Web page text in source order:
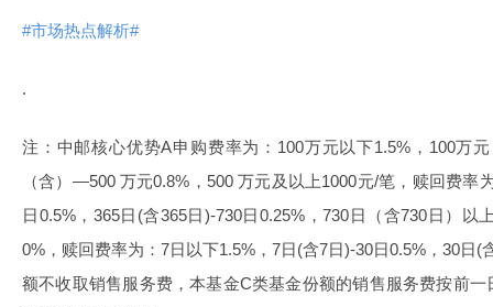
#市场热点解析#
.
注：中邮核心优势A申购费率为：100万元以下1.5%，100万
（含）—500 万元0.8%，500 万元及以上1000元/笔，赎回费率
日0.5%，365日(含365日)-730日0.25%，730日（含730日）以
0%，赎回费率为：7日以下1.5%，7日(含7日)-30日0.5%，30日(
额不收取销售服务费，本基金C类基金份额的销售服务费按前